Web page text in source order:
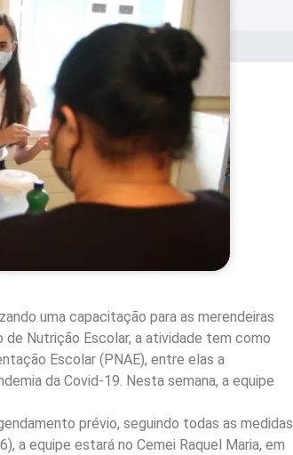
uma capacitação para as merendeiras
de Nutrição Escolar, a atividade tem como
Escolar (PNAE), entre elas a
da Covid-19. Nesta semana, a equipe
prévio, seguindo todas as medidas
a equipe estará no Cemei Raquel Maria, em